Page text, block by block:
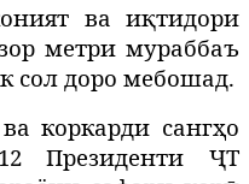
ва иқтидори
метри мураббаъ
сол доро мебошад.
коркарди сангҳо
Президенти ҶТ